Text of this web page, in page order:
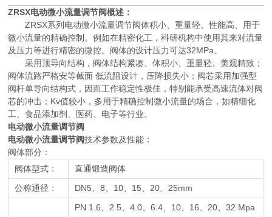
ZRSX电动微小流量调节阀概述：
ZRSX系列电动微小流量调节阀体积小、重量轻、性能高、用于
微小流量的精确控制。例如在精密化工，科研机构中使用其来对流量
及压力等进行精密的微控。阀体的设计压力可达32MPa。
采用顶导向结构，阀体结构紧凑、体积小、重量轻、美观精致；
阀体流路严格安等截面 低流阻设计，压降损失小；阀芯采用加强型
阀杆单导向结构式，因而工作稳定性极佳，特别能承受高速流体对阀
芯的冲击；Kv值较小，多用于精确控制微小流量的场合，如精细化
工、食品添加剂、医药、电子等行业。
电动微小流量调节阀
电动微小流量调节阀技术参数及性能：
阀体部分：
阀体型式：
直通锻造阀体
公称通径：
DN5、8、10、15、20、25mm
PN 1.6、2.5、4.0、6.4、10、16、20、32 Mpa